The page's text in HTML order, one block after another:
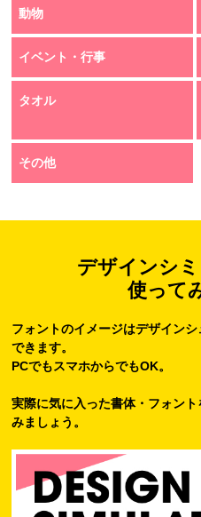
動物
イベント・行事
タオル
その他
デザインシ
使って
フォントのイメージはデザイン
できます。
PCでもスマホからでもOK。
実際に気に入った書体・フォン
みましょう。